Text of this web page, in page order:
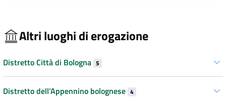
Altri luoghi di erogazione
Distretto Città di Bologna 5
Distretto dell’Appennino bolognese 4